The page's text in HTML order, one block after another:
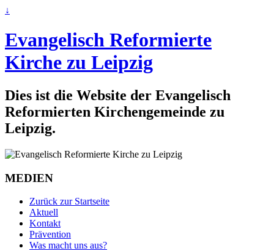
↓
Evangelisch Reformierte
Kirche zu Leipzig
Dies ist die Website der Evangelisch
Reformierten Kirchengemeinde zu
Leipzig.
MEDIEN
Zurück zur Startseite
Aktuell
Kontakt
Prävention
Was macht uns aus?